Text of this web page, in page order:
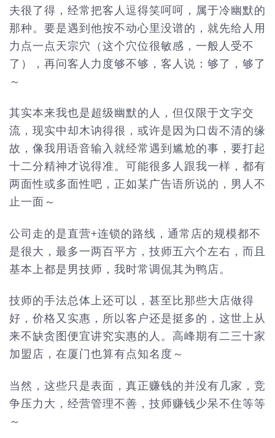
夫很了得，经常把客人逗得笑呵呵，属于冷幽默的
那种。要是遇到他按不动心里没谱的，就先给人用
力点一点天宗穴（这个穴位很敏感，一般人受不
了），再问客人力度够不够，客人说：够了，够了
～
其实本来我也是超级幽默的人，但仅限于文字交
流，现实中却木讷得很，或许是因为口齿不清的缘
故，像我用语音输入就经常遇到尴尬的事，要打起
十二分精神才说得准。可能很多人跟我一样，都有
两面性或多面性吧，正如某广告语所说的，男人不
止一面～
公司走的是直营+连锁的路线，通常店的规模都不
是很大，最多一两百平方，技师五六个左右，而且
基本上都是男技师，我时常调侃其为鸭店。
技师的手法总体上还可以，甚至比那些大店做得
好，价格又实惠，所以客户还是挺多的，这世上从
来不缺贪图便宜讲究实惠的人。高峰期有二三十家
加盟店，在厦门也算有点知名度～
当然，这些只是表面，真正赚钱的并没有几家，竞
争压力大，经营管理不善，技师赚钱少呆不住等等
～